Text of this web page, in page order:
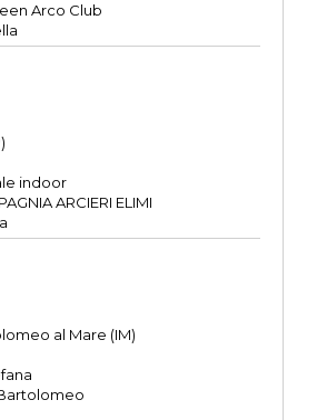
Arco Club
indoor
ARCIERI ELIMI
al Mare (IM)